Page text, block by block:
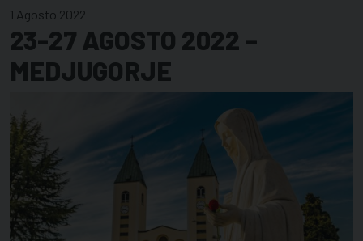
1 Agosto 2022
23-27 AGOSTO 2022 –
MEDJUGORJE